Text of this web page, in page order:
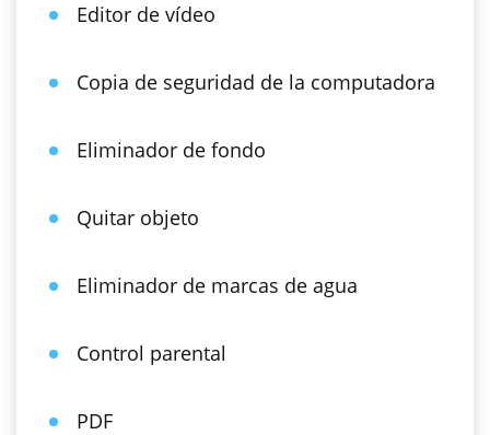
Editor de vídeo
Copia de seguridad de la computadora
Eliminador de fondo
Quitar objeto
Eliminador de marcas de agua
Control parental
PDF